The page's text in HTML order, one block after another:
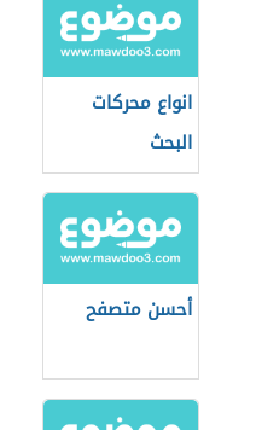
انواع محركات
البحث
أحسن متصفح